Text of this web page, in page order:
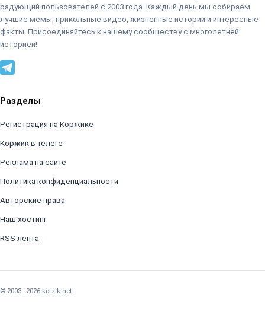
радующий пользователей с 2003 года. Каждый день мы собираем
лучшие мемы, прикольные видео, жизненные истории и интересные
факты. Присоединяйтесь к нашему сообществу с многолетней
историей!
Разделы
Регистрация на Коржике
Коржик в телеге
Реклама на сайте
Политика конфиденциальности
Авторские права
Наш хостинг
RSS лента
© 2003–2026 korzik.net